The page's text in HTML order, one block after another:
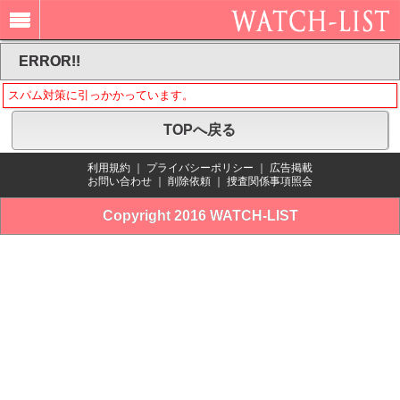
ERROR!!
スパム対策に引っかかっています。
TOPへ戻る
利用規約 プライバシーポリシー
広告掲載
お問い合わせ
削除依頼 捜査関係事項照会
Copyright 2016 WATCH-LIST